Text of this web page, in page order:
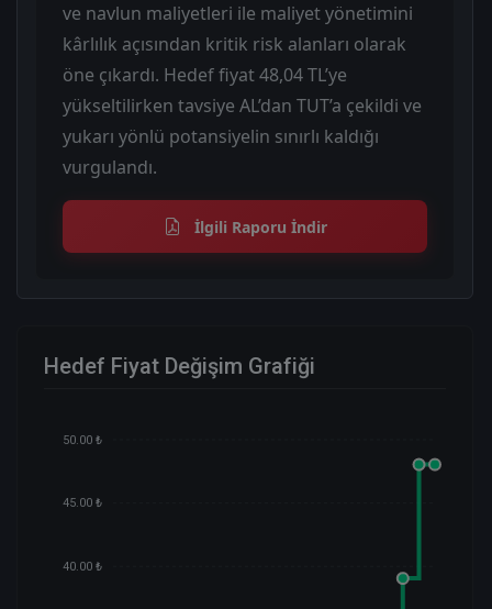
ve navlun maliyetleri ile maliyet yönetimini
kârlılık açısından kritik risk alanları olarak
öne çıkardı. Hedef fiyat 48,04 TL’ye
yükseltilirken tavsiye AL’dan TUT’a çekildi ve
yukarı yönlü potansiyelin sınırlı kaldığı
vurgulandı.
İlgili Raporu İndir
Hedef Fiyat Değişim Grafiği
50.00 ₺
45.00 ₺
40.00 ₺